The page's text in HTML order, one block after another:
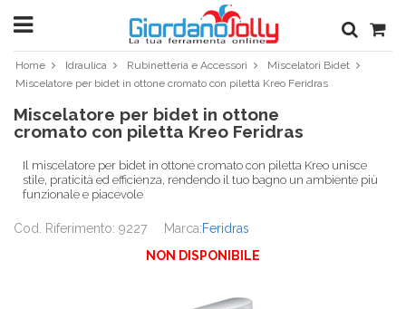
Home Idraulica Rubinetteria e Accessori
Miscelatori Bidet
Miscelatore per bidet in ottone cromato con piletta Kreo Feridras
Miscelatore per bidet in ottone
cromato con piletta Kreo Feridras
Il miscelatore per bidet in ottone cromato con piletta Kreo unisce
stile, praticità ed efficienza, rendendo il tuo bagno un ambiente più
funzionale e piacevole
Cod. Riferimento: 9227 Marca:Feridras
NON DISPONIBILE